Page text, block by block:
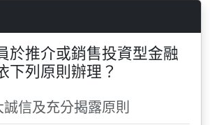
於推介或銷售投資型金融
下列原則辦理？
信及充分揭露原則